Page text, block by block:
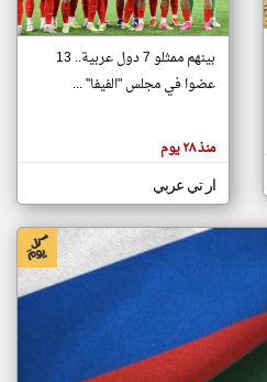
تغيير الدولة
اخبار جزر القمر على مدار الساعة
أهم اخبار جزر القمر العاجلة والمباشرة
بينهم ممثلو 7 دول عربية.. 13
عضوا في مجلس "الفيفا" ...
منذ ٢٨ يوم
ار تي عربي
klyoum.com